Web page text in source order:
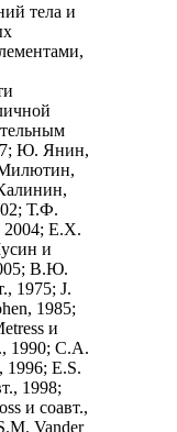
тела и
Ю. Янин,
Т.Ф.
2004; Е.Х.
и
В.Ю.
1975; J.
1985;
и
1990; C.A.
1996; E.S.
1998;
и соавт.,
Vander